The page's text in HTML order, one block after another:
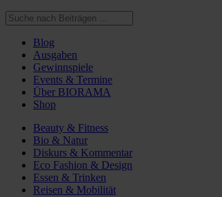
Blog
Ausgaben
Gewinnspiele
Events & Termine
Über BIORAMA
Shop
Beauty & Fitness
Bio & Natur
Diskurs & Kommentar
Eco Fashion & Design
Essen & Trinken
Reisen & Mobilität